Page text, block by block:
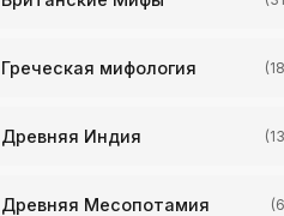
Греческая мифология
Древняя Индия
Древняя Месопотамия